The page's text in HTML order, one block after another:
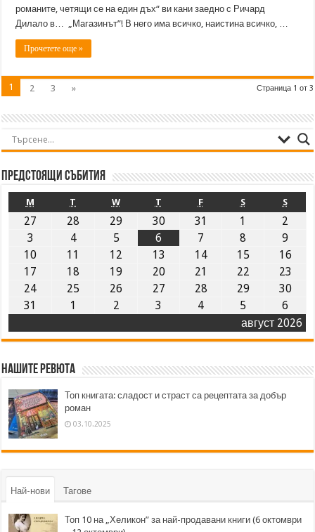
романите, четящи се на един дъх“ ви кани заедно с Ричард
Дилало в… „Магазинът”! В него има всичко, наистина всичко, …
Прочетете още »
Страница 1 от 3
1 2 3 »
Предстоящи събития
август 2026
M T W T F S S
27 28 29 30 31 1
2
3
4 5 6 7 8
9
10
11 12 13 14 15
16
17
18 19 20 21 22
23
24
25 26 27 28 29
30
31
1 2 3 4 5 6
Нашите ревюта
Топ книгата: сладост и страст са рецептата за добър
роман
03.10.2025
Най-нови Тагове
Топ 10 на „Хеликон” за най-продавани книги (6 октомври